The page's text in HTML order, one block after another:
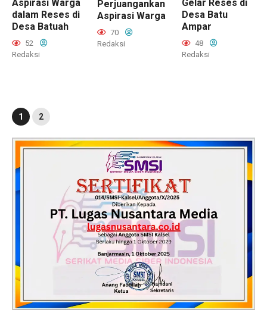
Aspirasi Warga
dalam Reses di
Desa Batuah
52
Redaksi
Perjuangankan
Aspirasi Warga
70
Redaksi
Gelar Reses di
Desa Batu
Ampar
48
Redaksi
1 2